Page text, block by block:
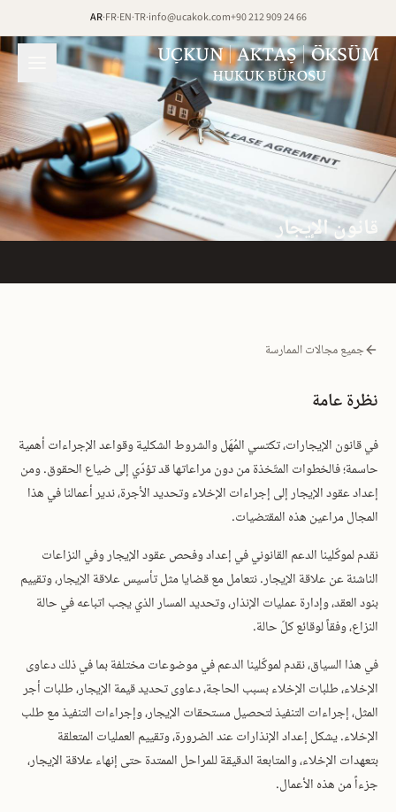
+90 212 909 24 66
info@ucakok.com
·
TR
·
EN
·
FR
·
AR
قانون الإيجار
جميع مجالات الممارسة
نظرة عامة
في قانون الإيجارات، تكتسي المُهَل والشروط الشكلية وقواعد الإجراءات أهمية
حاسمة؛ فالخطوات المتّخذة من دون مراعاتها قد تؤدّي إلى ضياع الحقوق. ومن
إعداد عقود الإيجار إلى إجراءات الإخلاء وتحديد الأجرة، ندير أعمالنا في هذا
المجال مراعين هذه المقتضيات.
نقدم لموكّلينا الدعم القانوني في إعداد وفحص عقود الإيجار وفي النزاعات
الناشئة عن علاقة الإيجار. نتعامل مع قضايا مثل تأسيس علاقة الإيجار، وتقييم
بنود العقد، وإدارة عمليات الإنذار، وتحديد المسار الذي يجب اتباعه في حالة
النزاع، وفقاً لوقائع كلّ حالة.
في هذا السياق، نقدم لموكّلينا الدعم في موضوعات مختلفة بما في ذلك دعاوى
الإخلاء، طلبات الإخلاء بسبب الحاجة، دعاوى تحديد قيمة الإيجار، طلبات أجر
المثل، إجراءات التنفيذ لتحصيل مستحقات الإيجار، وإجراءات التنفيذ مع طلب
الإخلاء. يشكل إعداد الإنذارات عند الضرورة، وتقييم العمليات المتعلقة
بتعهدات الإخلاء، والمتابعة الدقيقة للمراحل الممتدة حتى إنهاء علاقة الإيجار،
جزءاً من هذه الأعمال.